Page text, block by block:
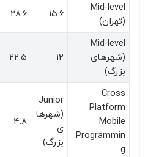
Mid-level
(تهران)
15.6
28.6
Mid-level
(شهرهای
بزرگ)
12
22.5
Cross
Platform
Mobile
Programmin
g
Junior
(شهرها
ی
بزرگ)
4.8